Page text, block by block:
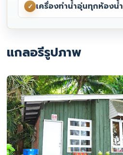
แกลอรีรูปภาพ
✓ เครื่องทำน้ำอุ่นทุกห้องน้ำ